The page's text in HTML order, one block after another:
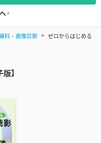
科・画像診断
ゼロからはじめる
】